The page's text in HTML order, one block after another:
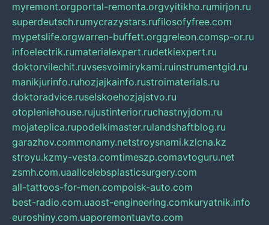
myremont.orgportal-remonta.orgvyitikho.rumirjon.ru
superdeutsch.rumycrazystars.rufilosofyfree.com
mypetslife.orgwarren-buffett.orggreleon.comsp-or.ru
infoelectrik.rumaterialexpert.rudetkiexpert.ru
doktorvilechit.ruvsesvoimirykami.ruinstrumentgid.ru
manikjurinfo.ruhozjajkainfo.rustroimaterials.ru
doktoradvice.ruselskoehozjajstvo.ru
otopleniehouse.rujustinterior.ruchastnyjdom.ru
mojateplica.rupodelkimaster.rulandshaftblog.ru
garazhov.commonamy.netstroysnami.kzlcna.kz
stroyu.kzmy-vesta.comtimeszp.comavtoguru.net
zsmh.com.uaallcelebsplasticsurgery.com
all-tattoos-for-men.compoisk-auto.com
best-radio.com.uaost-engineering.comkuryatnik.info
euroshiny.com.uaporemontuavto.com